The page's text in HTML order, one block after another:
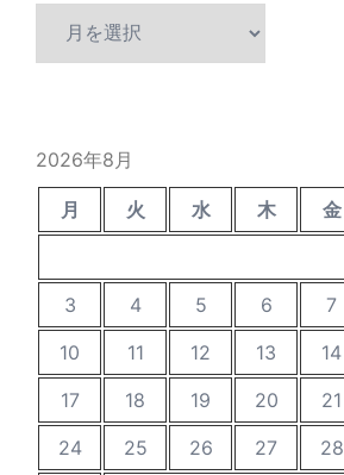
2026年8月
月 火 水 木 金
3
4 5 6 7
10
11 12 13 14
17
18 19 20 21
24
25 26 27 28